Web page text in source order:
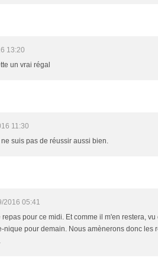
13:20
un vrai régal
11:30
suis pas de réussir aussi bien.
2016 05:41
repas pour ce midi. Et comme il m'en restera,
nique pour demain. Nous amènerons donc les